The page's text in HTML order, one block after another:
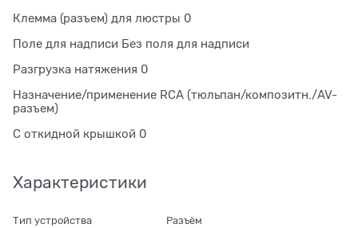
Клемма (разъем) для люстры 0
Поле для надписи Без поля для надписи
Разгрузка натяжения 0
Назначение/применение RCA (тюльпан/композитн./AV-
разъем)
С откидной крышкой 0
Характеристики
Тип устройства Разъём